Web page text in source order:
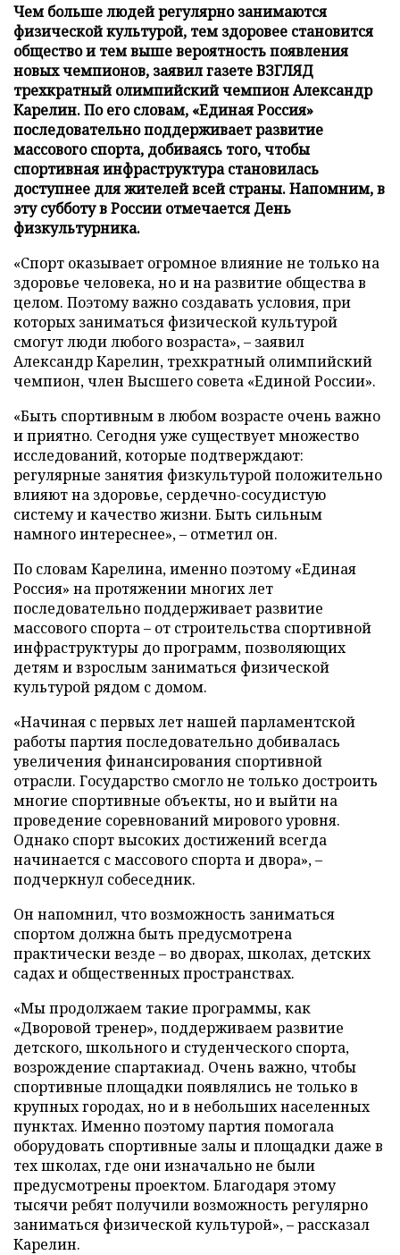
Чем больше людей регулярно занимаются
физической культурой, тем здоровее становится
общество и тем выше вероятность появления
новых чемпионов, заявил газете ВЗГЛЯД
трехкратный олимпийский чемпион Александр
Карелин. По его словам, «Единая Россия»
последовательно поддерживает развитие
массового спорта, добиваясь того, чтобы
спортивная инфраструктура становилась
доступнее для жителей всей страны. Напомним, в
эту субботу в России отмечается День
физкультурника.
«Спорт оказывает огромное влияние не только на
здоровье человека, но и на развитие общества в
целом. Поэтому важно создавать условия, при
которых заниматься физической культурой
смогут люди любого возраста», – заявил
Александр Карелин, трехкратный олимпийский
чемпион, член Высшего совета «Единой России».
«Быть спортивным в любом возрасте очень важно
и приятно. Сегодня уже существует множество
исследований, которые подтверждают:
регулярные занятия физкультурой положительно
влияют на здоровье, сердечно-сосудистую
систему и качество жизни. Быть сильным
намного интереснее», – отметил он.
По словам Карелина, именно поэтому «Единая
Россия» на протяжении многих лет
последовательно поддерживает развитие
массового спорта – от строительства спортивной
инфраструктуры до программ, позволяющих
детям и взрослым заниматься физической
культурой рядом с домом.
«Начиная с первых лет нашей парламентской
работы партия последовательно добивалась
увеличения финансирования спортивной
отрасли. Государство смогло не только достроить
многие спортивные объекты, но и выйти на
проведение соревнований мирового уровня.
Однако спорт высоких достижений всегда
начинается с массового спорта и двора», –
подчеркнул собеседник.
Он напомнил, что возможность заниматься
спортом должна быть предусмотрена
практически везде – во дворах, школах, детских
садах и общественных пространствах.
«Мы продолжаем такие программы, как
«Дворовой тренер», поддерживаем развитие
детского, школьного и студенческого спорта,
возрождение спартакиад. Очень важно, чтобы
спортивные площадки появлялись не только в
крупных городах, но и в небольших населенных
пунктах. Именно поэтому партия помогала
оборудовать спортивные залы и площадки даже в
тех школах, где они изначально не были
предусмотрены проектом. Благодаря этому
тысячи ребят получили возможность регулярно
заниматься физической культурой», – рассказал
Карелин.